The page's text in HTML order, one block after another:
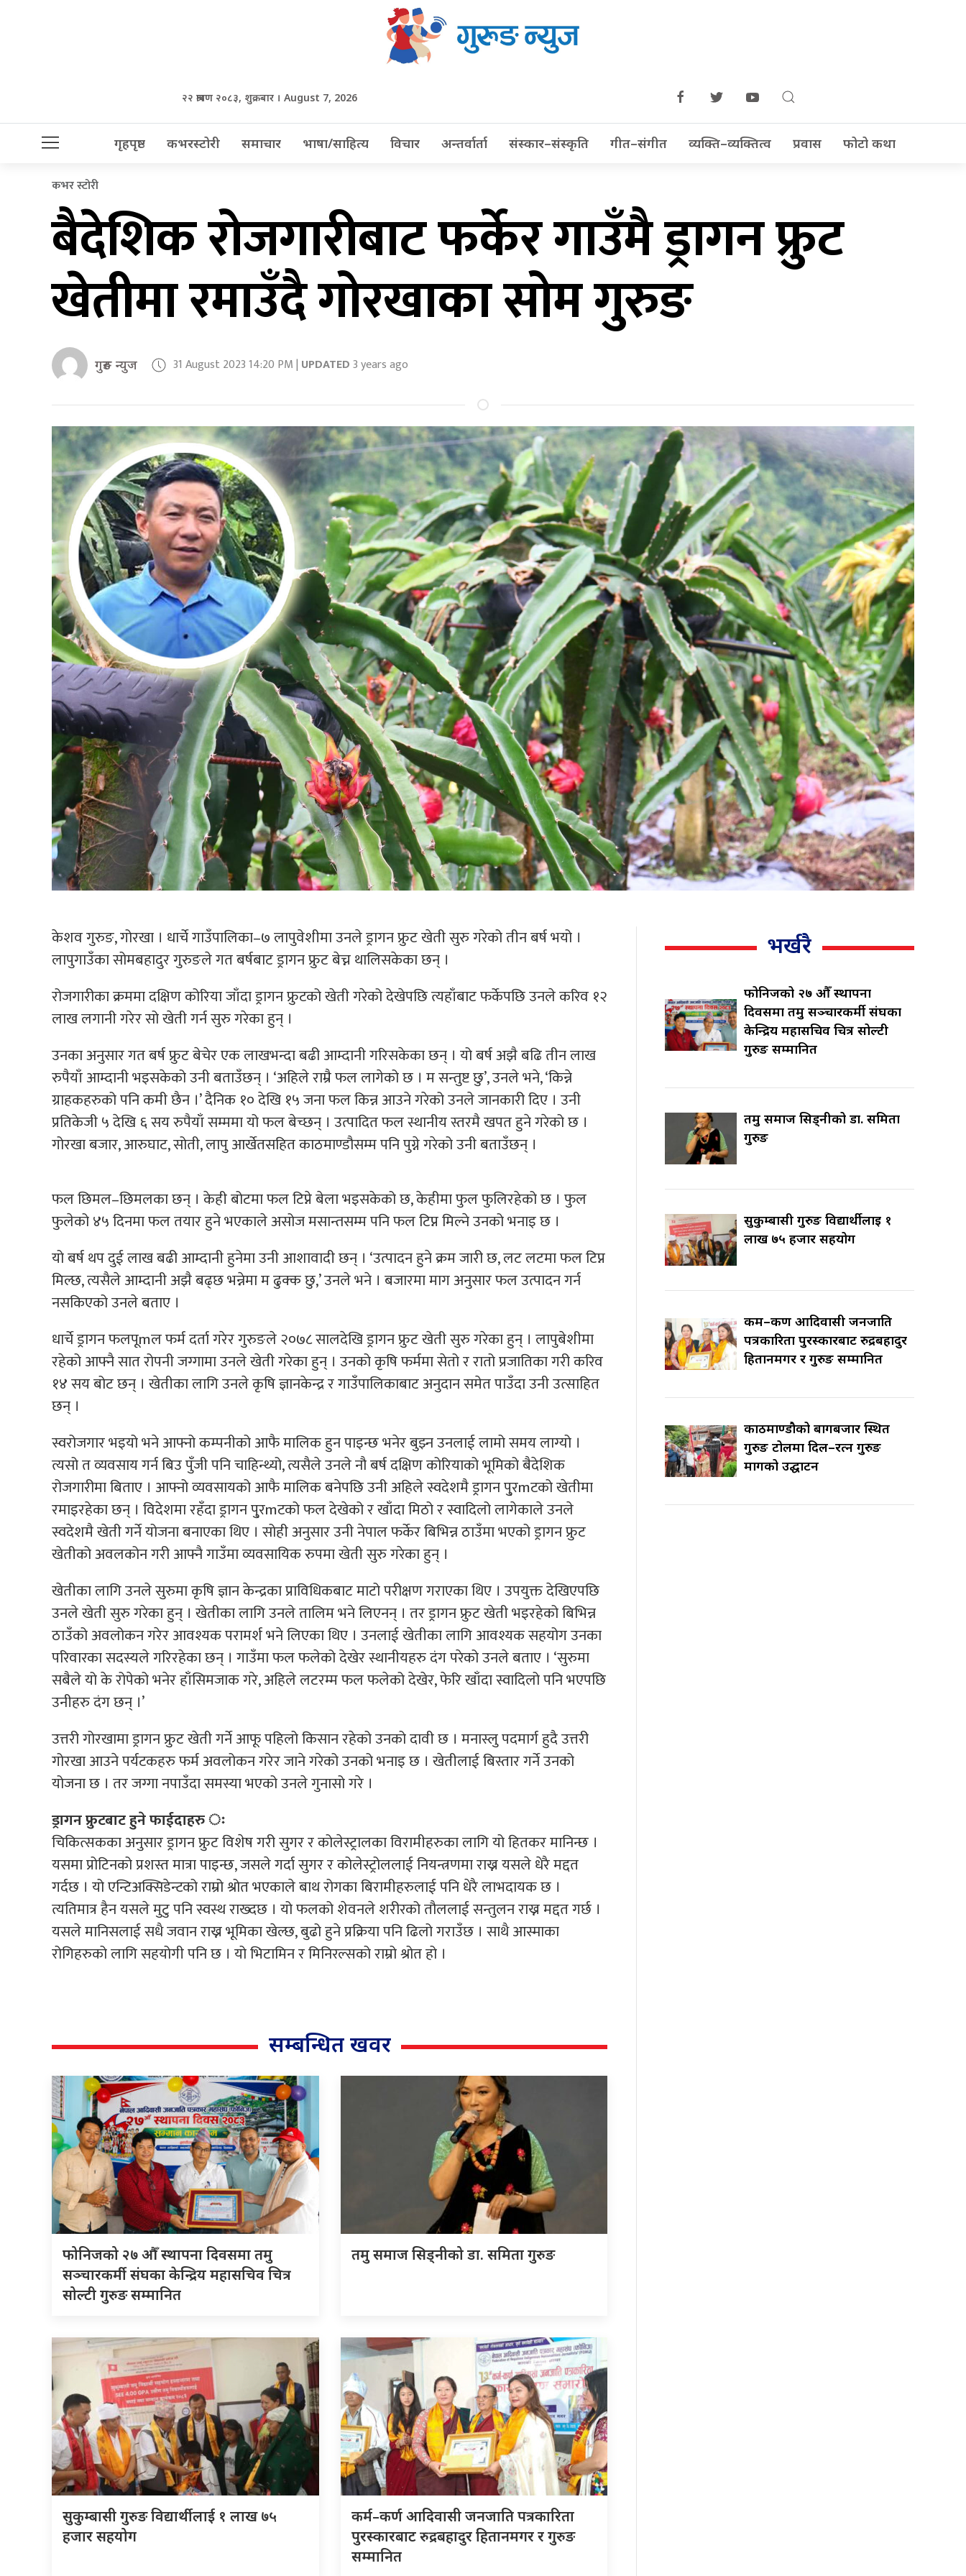
२२ श्रावण २०८३, शुक्रबार । August 7, 2026
गृहपृष्ठ कभरस्टोरी समाचार भाषा/साहित्य विचार अन्तर्वार्ता संस्कार–संस्कृति गीत–संगीत व्यक्ति–व्यक्तित्व प्रवास फोटो कथा
कभर स्टोरी
बैदेशिक रोजगारीबाट फर्केर गाउँमै ड्रागन फ्रुट
खेतीमा रमाउँदै गोरखाका सोम गुरुङ
गुरुङ न्युज 31 August 2023 14:20 PM | UPDATED3 years ago
केशव गुरुङ, गोरखा । धार्चे गाउँपालिका–७ लापुवेशीमा उनले ड्रागन फ्रुट खेती सुरु गरेको तीन बर्ष भयो ।
लापुगाउँका सोमबहादुर गुरुङले गत बर्षबाट ड्रागन फ्रुट बेच्न थालिसकेका छन् ।
रोजगारीका क्रममा दक्षिण कोरिया जाँदा ड्रागन फ्रुटको खेती गरेको देखेपछि त्यहाँबाट फर्केपछि उनले करिव १२
लाख लगानी गरेर सो खेती गर्न सुरु गरेका हुन् ।
उनका अनुसार गत बर्ष फ्रुट बेचेर एक लाखभन्दा बढी आम्दानी गरिसकेका छन् । यो बर्ष अझै बढि तीन लाख
रुपैयाँ आम्दानी भइसकेको उनी बताउँछन् । ‘अहिले राम्रै फल लागेको छ । म सन्तुष्ट छु’, उनले भने, ‘किन्ने
ग्राहकहरुको पनि कमी छैन ।’ दैनिक १० देखि १५ जना फल किन्न आउने गरेको उनले जानकारी दिए । उनी
प्रतिकेजी ५ देखि ६ सय रुपैयाँ सम्ममा यो फल बेच्छन् । उत्पादित फल स्थानीय स्तरमै खपत हुने गरेको छ ।
गोरखा बजार, आरुघाट, सोती, लापु आर्खेतसहित काठमाण्डौसम्म पनि पुग्ने गरेको उनी बताउँछन् ।
फल छिमल–छिमलका छन् । केही बोटमा फल टिप्ने बेला भइसकेको छ, केहीमा फुल फुलिरहेको छ । फुल
फुलेको ४५ दिनमा फल तयार हुने भएकाले असोज मसान्तसम्म पनि फल टिप्न मिल्ने उनको भनाइ छ ।
यो बर्ष थप दुई लाख बढी आम्दानी हुनेमा उनी आशावादी छन् । ‘उत्पादन हुने क्रम जारी छ, लट लटमा फल टिप्न
मिल्छ, त्यसैले आम्दानी अझै बढ्छ भन्नेमा म ढुक्क छु,’ उनले भने । बजारमा माग अनुसार फल उत्पादन गर्न
नसकिएको उनले बताए ।
धार्चे ड्रागन फलपूmल फर्म दर्ता गरेर गुरुङले २०७८ सालदेखि ड्रागन फ्रुट खेती सुरु गरेका हुन् । लापुबेशीमा
रहेको आफ्नै सात रोपनी जग्गामा उनले खेती गरेका हुन् । उनको कृषि फर्ममा सेतो र रातो प्रजातिका गरी करिव
१४ सय बोट छन् । खेतीका लागि उनले कृषि ज्ञानकेन्द्र र गाउँपालिकाबाट अनुदान समेत पाउँदा उनी उत्साहित
छन् ।
स्वरोजगार भइयो भने आफ्नो कम्पनीको आफै मालिक हुन पाइन्छ भनेर बुझ्न उनलाई लामो समय लाग्यो ।
त्यसो त व्यवसाय गर्न बिउ पुँजी पनि चाहिन्थ्यो, त्यसैले उनले नौ बर्ष दक्षिण कोरियाको भूमिको बैदेशिक
रोजगारीमा बिताए । आफ्नो व्यवसायको आफै मालिक बनेपछि उनी अहिले स्वदेशमै ड्रागन पु्रmटको खेतीमा
रमाइरहेका छन् । विदेशमा रहँदा ड्रागन पु्रmटको फल देखेको र खाँदा मिठो र स्वादिलो लागेकाले उनले
स्वदेशमै खेती गर्ने योजना बनाएका थिए । सोही अनुसार उनी नेपाल फर्केर बिभिन्न ठाउँमा भएको ड्रागन फ्रुट
खेतीको अवलकोन गरी आफ्नै गाउँमा व्यवसायिक रुपमा खेती सुरु गरेका हुन् ।
खेतीका लागि उनले सुरुमा कृषि ज्ञान केन्द्रका प्राविधिकबाट माटो परीक्षण गराएका थिए । उपयुक्त देखिएपछि
उनले खेती सुरु गरेका हुन् । खेतीका लागि उनले तालिम भने लिएनन् । तर ड्रागन फ्रुट खेती भइरहेको बिभिन्न
ठाउँको अवलोकन गरेर आवश्यक परामर्श भने लिएका थिए । उनलाई खेतीका लागि आवश्यक सहयोग उनका
परिवारका सदस्यले गरिरहेका छन् । गाउँमा फल फलेको देखेर स्थानीयहरु दंग परेको उनले बताए । ‘सुरुमा
सबैले यो के रोपेको भनेर हाँसिमजाक गरे, अहिले लटरम्म फल फलेको देखेर, फेरि खाँदा स्वादिलो पनि भएपछि
उनीहरु दंग छन् ।’
उत्तरी गोरखामा ड्रागन फ्रुट खेती गर्ने आफू पहिलो किसान रहेको उनको दावी छ । मनास्लु पदमार्ग हुदै उत्तरी
गोरखा आउने पर्यटकहरु फर्म अवलोकन गरेर जाने गरेको उनको भनाइ छ । खेतीलाई बिस्तार गर्ने उनको
योजना छ । तर जग्गा नपाउँदा समस्या भएको उनले गुनासो गरे ।
ड्रागन फ्रुटबाट हुने फाईदाहरु ः
चिकित्सकका अनुसार ड्रागन फ्रुट विशेष गरी सुगर र कोलेस्ट्रालका विरामीहरुका लागि यो हितकर मानिन्छ ।
यसमा प्रोटिनको प्रशस्त मात्रा पाइन्छ, जसले गर्दा सुगर र कोलेस्ट्रोललाई नियन्त्रणमा राख्न यसले धेरै मद्दत
गर्दछ । यो एन्टिअक्सिडेन्टको राम्रो श्रोत भएकाले बाथ रोगका बिरामीहरुलाई पनि धेरै लाभदायक छ ।
त्यतिमात्र हैन यसले मुटु पनि स्वस्थ राख्दछ । यो फलको शेवनले शरीरको तौललाई सन्तुलन राख्न मद्दत गर्छ ।
यसले मानिसलाई सधै जवान राख्न भूमिका खेल्छ, बुढो हुने प्रक्रिया पनि ढिलो गराउँछ । साथै आस्माका
रोगिहरुको लागि सहयोगी पनि छ । यो भिटामिन र मिनिरल्सको राम्रो श्रोत हो ।
सम्बन्धित खवर
फोनिजको २७ औँ स्थापना दिवसमा तमु
सञ्चारकर्मी संघका केन्द्रिय महासचिव चित्र
सोल्टी गुरुङ सम्मानित
तमु समाज सिड्नीको डा. समिता गुरुङ
सुकुम्बासी गुरुङ विद्यार्थीलाई १ लाख ७५
हजार सहयोग
कर्म–कर्ण आदिवासी जनजाति पत्रकारिता
पुरस्कारबाट रुद्रबहादुर हितानमगर र गुरुङ
सम्मानित
भर्खरै
फोनिजको २७ औँ स्थापना
दिवसमा तमु सञ्चारकर्मी संघका
केन्द्रिय महासचिव चित्र सोल्टी
गुरुङ सम्मानित
तमु समाज सिड्नीको डा. समिता
गुरुङ
सुकुम्बासी गुरुङ विद्यार्थीलाई १
लाख ७५ हजार सहयोग
कर्म–कर्ण आदिवासी जनजाति
पत्रकारिता पुरस्कारबाट रुद्रबहादुर
हितानमगर र गुरुङ सम्मानित
काठमाण्डौको बागबजार स्थित
गुरुङ टोलमा दिल–रत्न गुरुङ
मार्गको उद्घाटन